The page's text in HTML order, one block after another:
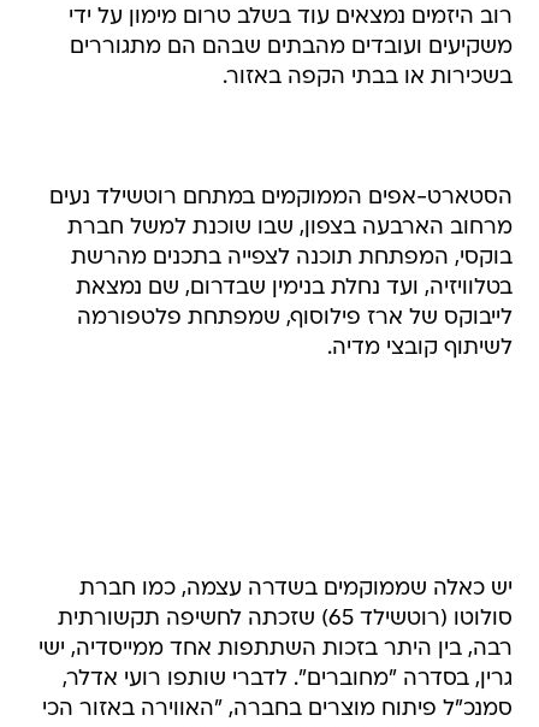
רוב היזמים נמצאים עוד בשלב טרום מימון על ידי
משקיעים ועובדים מהבתים שבהם הם מתגוררים
בשכירות או בבתי הקפה באזור.
הסטארט-אפים הממוקמים במתחם רוטשילד נעים
מרחוב הארבעה בצפון, שבו שוכנת למשל חברת
בוקסי, המפתחת תוכנה לצפייה בתכנים מהרשת
בטלוויזיה, ועד נחלת בנימין שבדרום, שם נמצאת
לייבוקס של ארז פילוסוף, שמפתחת פלטפורמה
לשיתוף קובצי מדיה.
יש כאלה שממוקמים בשדרה עצמה, כמו חברת
סולוטו (רוטשילד 65) שזכתה לחשיפה תקשורתית
רבה, בין היתר בזכות השתתפות אחד ממייסדיה, ישי
גרין, בסדרה "מחוברים". לדברי שותפו רועי אדלר,
סמנכ"ל פיתוח מוצרים בחברה, "האווירה באזור הכי